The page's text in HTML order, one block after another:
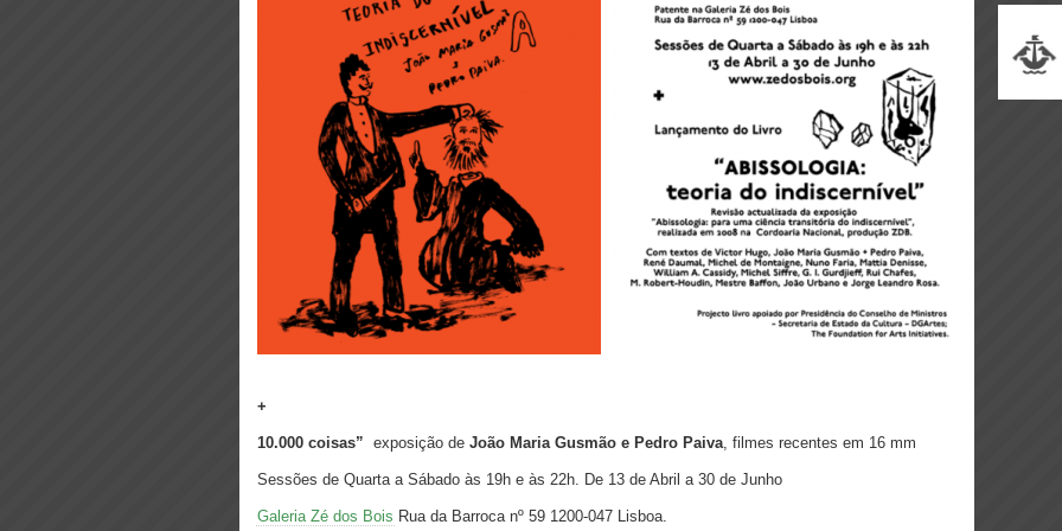
+
10.000 coisas” exposição de João Maria Gusmão e Pedro Paiva, filmes recentes em 16 mm
Sessões de Quarta a Sábado às 19h e às 22h. De 13 de Abril a 30 de Junho
Galeria Zé dos Bois Rua da Barroca nº 59 1200-047 Lisboa.